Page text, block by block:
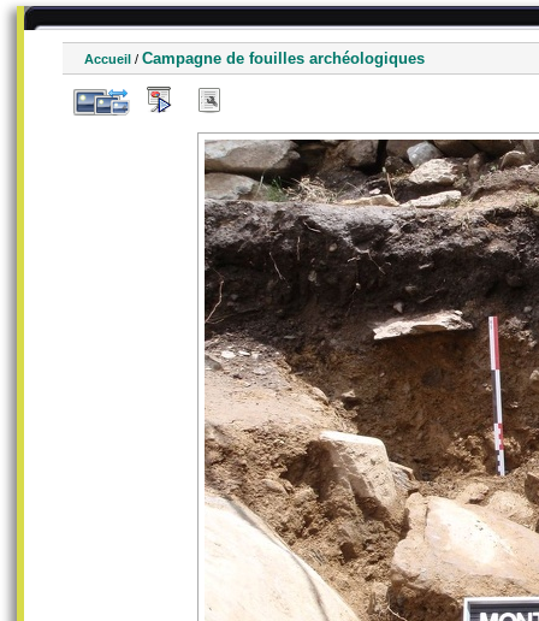
Accueil / Campagne de fouilles archéologiques